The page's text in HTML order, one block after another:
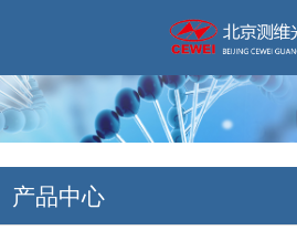
产品中心